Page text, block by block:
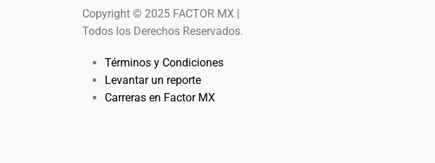
Copyright © 2025 FACTOR MX |
Todos los Derechos Reservados.
Términos y Condiciones
Levantar un reporte
Carreras en Factor MX